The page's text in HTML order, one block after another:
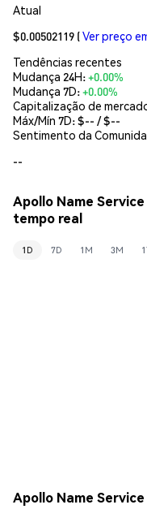
Atual
$0.00502119 (Ver preço
Tendências recentes
Mudança 24H:+0.00%
Mudança 7D:+0.00%
Capitalização de
Máx/Mín 7D: $-- / $--
Sentimento da
--
Apollo Name
tempo real
1D 7D 1M 3M
Apollo Name